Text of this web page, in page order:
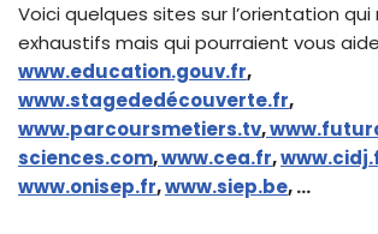
Voici quelques sites sur l’orientation
exhaustifs mais qui pourraient vous
www.education.gouv.fr,
www.stagededécouverte.fr,
www.parcoursmetiers.tv,
sciences.com,www.cea.fr,
www.onisep.fr,www.siep.be, …